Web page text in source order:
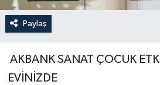
Paylaş
AKBANK SANAT ÇOCUK
EVİNİZDE